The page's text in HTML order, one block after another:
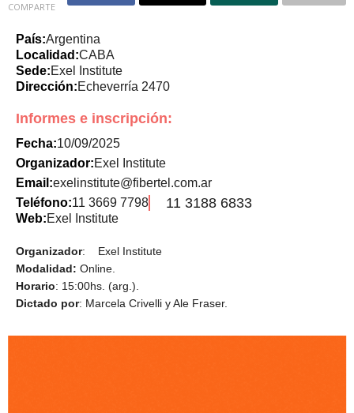
COMPARTE
País:Argentina
Localidad:CABA
Sede:Exel Institute
Dirección:Echeverría 2470
Informes e inscripción:
Fecha:10/09/2025
Organizador:Exel Institute
Email:exelinstitute@fibertel.com.ar
Teléfono:11 3669 7798 11 3188 6833
Web:Exel Institute
Organizador: Exel Institute
Modalidad: Online.
Horario: 15:00hs. (arg.).
Dictado por: Marcela Crivelli y Ale Fraser.